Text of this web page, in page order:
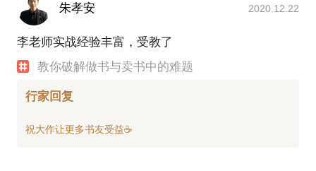
朱孝安 2020.12.22
李老师实战经验丰富，受教了
教你破解做书与卖书中的难题
行家回复